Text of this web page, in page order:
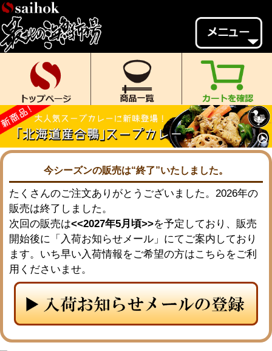
会員様メニュー
ゲスト
様、
いらっしゃいませ。
ご来店ありがとうございます。
新規会員登録 ログイン
MYページ MYクーポン
ポイント履歴 お気に入り
レビュー投稿 閲覧履歴
当店について
初めての方へ 送料・お支払い
返品について
今シーズンの販売は“終了”いたしました。
たくさんのご注文ありがとうございました。2026年の
販売は終了しました。
次回の販売は<<2027年5月頃>>を予定しており、販売
開始後に「入荷お知らせメール」にてご案内しており
ます。いち早い入荷情報をご希望の方はこちらをご利
用くださいませ。